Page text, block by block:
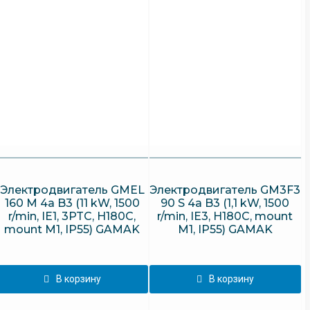
Электродвигатель GMEL
160 M 4a B3 (11 kW, 1500
r/min, IE1, 3PTC, H180C,
mount M1, IP55) GAMAK
В корзину
Электродвигатель GM3F3
90 S 4a B3 (1,1 kW, 1500
r/min, IE3, H180C, mount
M1, IP55) GAMAK
В корзину